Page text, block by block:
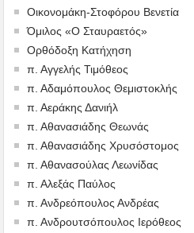
Οικονομάκη-Στοφόρου Βενετία
Όμιλος «Ο Σταυραετός»
Ορθόδοξη Κατήχηση
π. Αγγελής Τιμόθεος
π. Αδαμόπουλος Θεμιστοκλής
π. Αεράκης Δανιήλ
π. Αθανασιάδης Θεωνάς
π. Αθανασιάδης Χρυσόστομος
π. Αθανασούλας Λεωνίδας
π. Αλεξάς Παύλος
π. Ανδρεόπουλος Ανδρέας
π. Ανδρουτσόπουλος Ιερόθεος